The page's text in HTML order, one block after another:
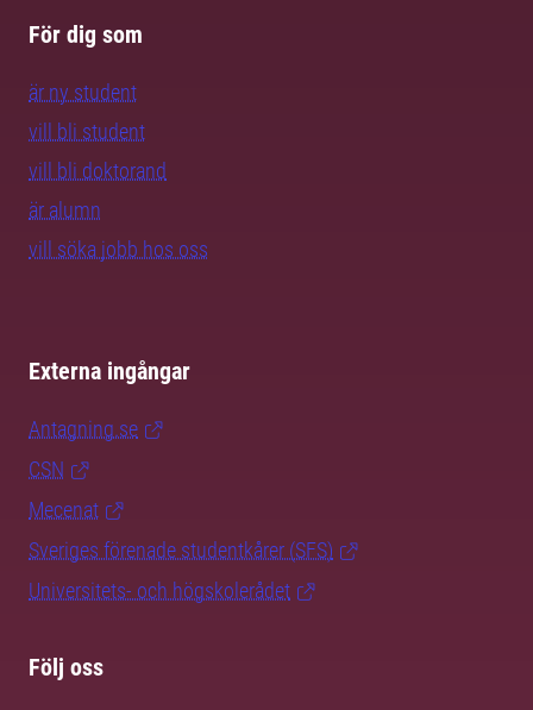
För dig som
är ny student
vill bli student
vill bli doktorand
är alumn
vill söka jobb hos oss
Externa ingångar
Antagning.se
CSN
Mecenat
Sveriges förenade studentkårer (SFS)
Universitets- och högskolerådet
Följ oss